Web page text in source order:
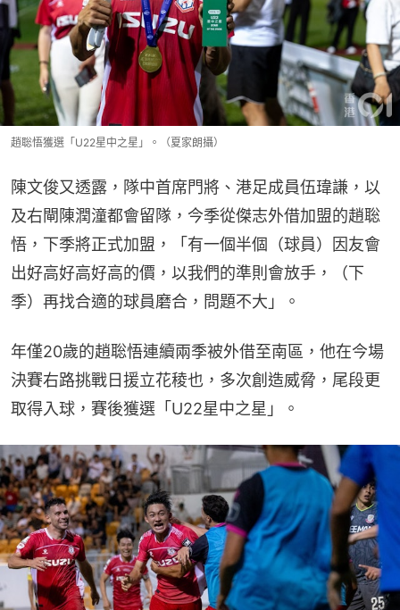
趙聡悟獲選「U22星中之星」。（夏家朗攝）
陳文俊又透露，隊中首席門將、港足成員伍瑋謙，以
及右閘陳潤潼都會留隊，今季從傑志外借加盟的趙聡
悟，下季將正式加盟，「有一個半個（球員）因友會
出好高好高好高的價，以我們的準則會放手，（下
季）再找合適的球員磨合，問題不大」。
年僅20歲的趙聡悟連續兩季被外借至南區，他在今場
決賽右路挑戰日援立花稜也，多次創造威脅，尾段更
取得入球，賽後獲選「U22星中之星」。